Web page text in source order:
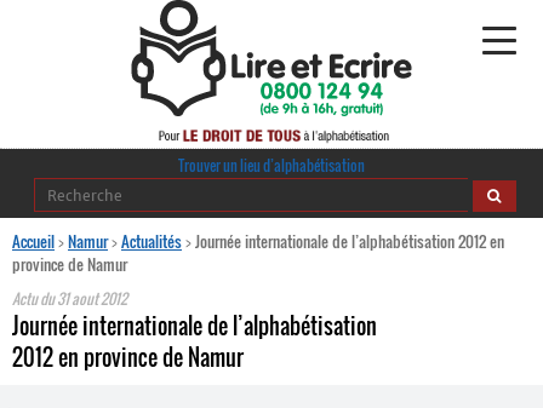
Alphabétisation
Trouver un lieu d’alphabétisation
Accueil>Namur>Actualités>Journée internationale de l’alphabétisation 2012 en
province de Namur
Actu du31 aout 2012
Journée internationale de l’alphabétisation
2012 en province de Namur